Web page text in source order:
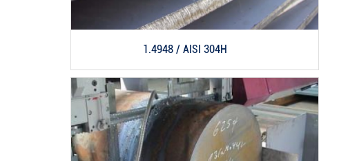
1.4948 / AISI 304H